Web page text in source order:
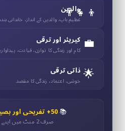
👨‍👧‍👦
والدین
عظیم باپ، والدین کے انداز، خاندانی
💼 کیریئر اور ترقی
کام اور زندگی کا توازن، قیادت،
🌟 ذاتی ترقی
خوشی، اعتماد، زندگی کا مقصد
📚50+ تفریحی اور بصیرت افروز کوئز
صرف 2 منٹ میں اپنے آپ کو جانیں